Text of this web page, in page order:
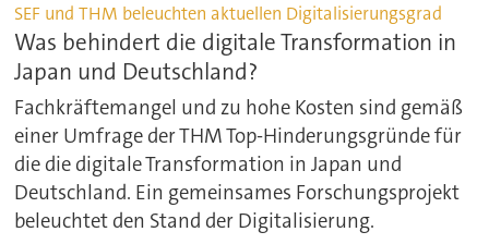
SEF und THM beleuchten aktuellen Digitalisierungsgrad
Was behindert die digitale Transformation in
Japan und Deutschland?
Fachkräftemangel und zu hohe Kosten sind gemäß
einer Umfrage der THM Top-Hinderungsgründe für
die die digitale Transformation in Japan und
Deutschland. Ein gemeinsames Forschungsprojekt
beleuchtet den Stand der Digitalisierung.